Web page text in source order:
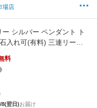
場店
シルバー ペンダント ト
入れ可(有料) 三連リーフ 3
ロール シンプル シルバ
ーン別売 ペンダントヘッ
誕生日 プレゼント 【品
料
8(翌日)お届け